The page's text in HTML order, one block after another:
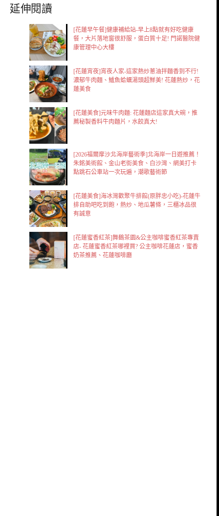
延伸閱讀
[花蓮早午餐]健康補給站-早上8點就有好吃健康
餐，大片落地窗很舒服，蛋白質十足! 門諾醫院健
康管理中心大樓
[花蓮宵夜]宵夜人家-這家熱炒蔥油拌麵香到不行!
濃郁牛肉麵、鱸魚蛤蠣湯頭超鮮美! 花蓮熱炒，花
蓮美食
[花蓮美食]元味牛肉麵: 花蓮麵店這家真大碗，推
薦秘製香料牛肉麵片，水餃真大!
[2026福爾摩沙北海岸藝術季]北海岸一日遊推薦！
朱銘美術館、金山老街美食、白沙灣、網美打卡
點跳石公車站一次玩遍，潮歌藝術節
[花蓮美食]海冰灣歡聚牛排館(原胖忠小吃)-花蓮牛
排自助吧吃到飽，熱炒、地瓜薯條，三櫃冰品很
有誠意
[花蓮蜜香紅茶]舞鶴茶園&公主咖啡蜜香紅茶專賣
店- 花蓮蜜香紅茶哪裡買? 公主咖啡花蓮店，蜜香
奶茶推薦、花蓮咖啡廳